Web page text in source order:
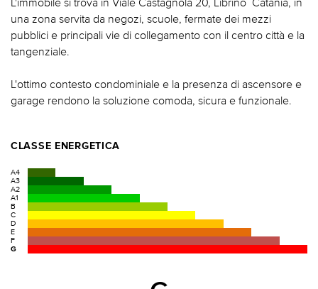
una zona servita da negozi, scuole, fermate dei mezzi
pubblici e principali vie di collegamento con il centro città e la
tangenziale.
L'ottimo contesto condominiale e la presenza di ascensore e
garage rendono la soluzione comoda, sicura e funzionale.
CLASSE ENERGETICA
A4
A3
A2
A1
B
C
D
E
F
G